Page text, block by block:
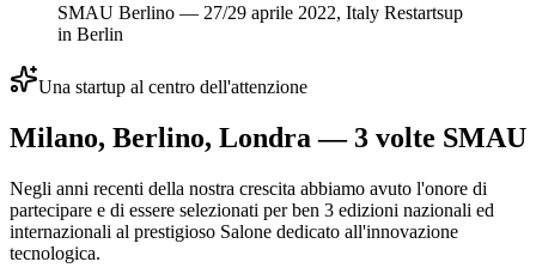
SMAU Berlino — 27/29 aprile 2022, Italy Restartsup
in Berlin
Una startup al centro dell'attenzione
Milano, Berlino, Londra — 3 volte SMAU
Negli anni recenti della nostra crescita abbiamo avuto l'onore di
partecipare e di essere selezionati per ben 3 edizioni nazionali ed
internazionali al prestigioso Salone dedicato all'innovazione
tecnologica.